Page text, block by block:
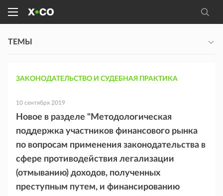
ТЕМЫ
ЗАКОНОДАТЕЛЬСТВО И СУДЕБНАЯ ПРАКТИКА
10 сентября 2019
Новое в разделе "Методологическая
поддержка участников финансового рынка
по вопросам применения законодательства в
сфере противодействия легализации
(отмыванию) доходов, полученных
преступным путем, и финансированию